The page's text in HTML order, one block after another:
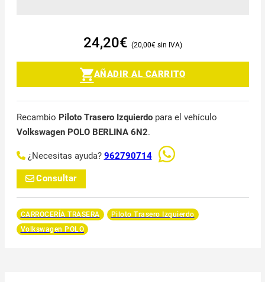
24,20€ 20,00€
AÑADIR AL CARRITO
Recambio Piloto Trasero Izquierdopara el vehículo
Volkswagen POLO BERLINA 6N2.
¿Necesitas ayuda? 962790714
Consultar
CARROCERÍA TRASERA
Piloto Trasero Izquierdo
Volkswagen POLO